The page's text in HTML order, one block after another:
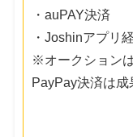
・auPAY決済
・Joshinアプリ
※オークション
PayPay決済は